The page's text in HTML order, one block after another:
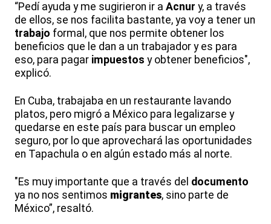
“Pedí ayuda y me sugirieron ir a Acnur y, a través
de ellos, se nos facilita bastante, ya voy a tener un
trabajo formal, que nos permite obtener los
beneficios que le dan a un trabajador y es para
eso, para pagar impuestos y obtener beneficios",
explicó.
En Cuba, trabajaba en un restaurante lavando
platos, pero migró a México para legalizarse y
quedarse en este país para buscar un empleo
seguro, por lo que aprovechará las oportunidades
en Tapachula o en algún estado más al norte.
"Es muy importante que a través del documento
ya no nos sentimos migrantes, sino parte de
México”, resaltó.